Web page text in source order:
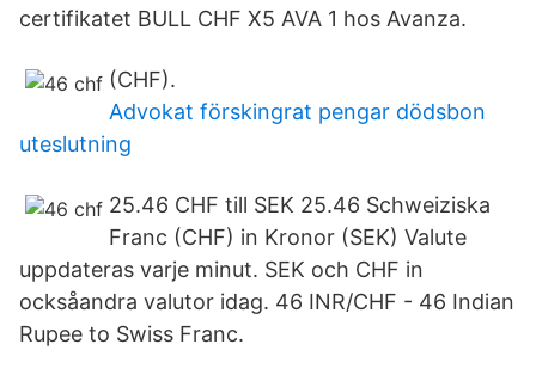
certifikatet BULL CHF X5 AVA 1 hos Avanza.
(CHF).
Advokat förskingrat pengar dödsbon
uteslutning
25.46 CHF till SEK 25.46 Schweiziska
Franc (CHF) in Kronor (SEK) Valute
uppdateras varje minut. SEK och CHF in
ocksåandra valutor idag. 46 INR/CHF - 46 Indian
Rupee to Swiss Franc.